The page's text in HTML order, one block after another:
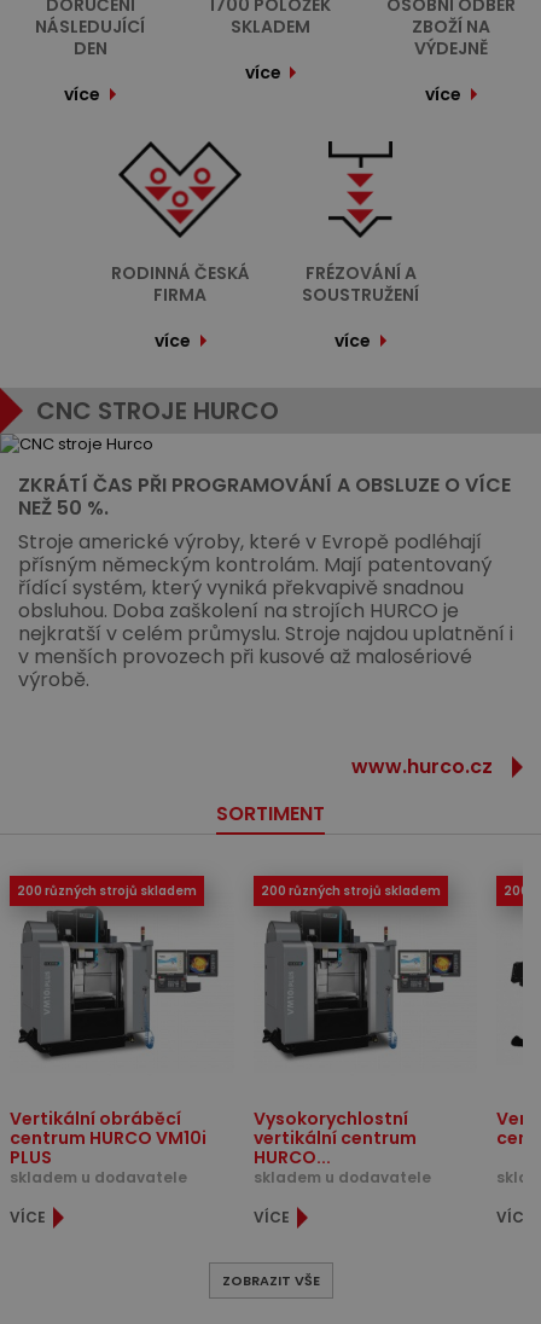
DORUČENÍ
NÁSLEDUJÍCÍ
DEN
více
1700 POLOŽEK
SKLADEM
více
OSOBNÍ ODBĚR
ZBOŽÍ NA
VÝDEJNĚ
více
RODINNÁ ČESKÁ
FIRMA
více
FRÉZOVÁNÍ A
SOUSTRUŽENÍ
více
CNC STROJE HURCO
ZKRÁTÍ ČAS PŘI PROGRAMOVÁNÍ A OBSLUZE O VÍCE
NEŽ 50 %.
Stroje americké výroby, které v Evropě podléhají
přísným německým kontrolám. Mají patentovaný
řídící systém, který vyniká překvapivě snadnou
obsluhou. Doba zaškolení na strojích HURCO je
nejkratší v celém průmyslu. Stroje najdou uplatnění i
v menších provozech při kusové až malosériové
výrobě.
www.hurco.cz
SORTIMENT
200 různých strojů skladem
Vertikální obráběcí
centrum HURCO VM10i
PLUS
skladem u dodavatele
VÍCE
200 různých strojů skladem
Vysokorychlostní
vertikální centrum
HURCO...
skladem u dodavatele
VÍCE
200
VÍCE
ZOBRAZIT VŠE